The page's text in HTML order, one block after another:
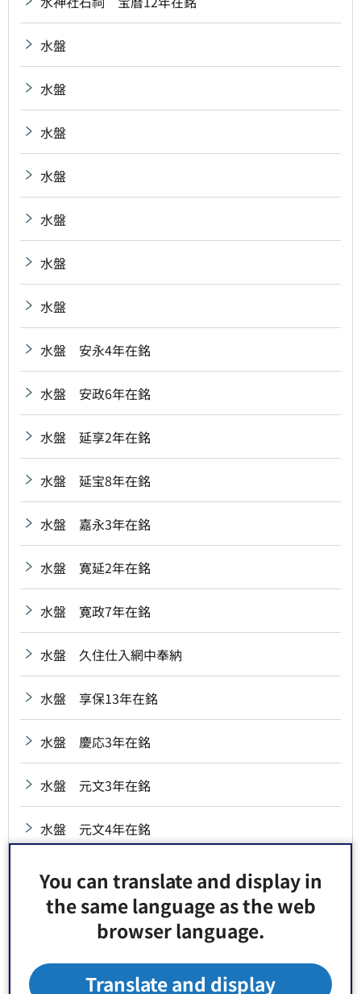
You can translate and display in
the same language as the web
browser language.
Translate and display
水盤
水盤
水盤
水盤
水盤
水盤
水盤
水盤 安永4年在銘
水盤 安政6年在銘
水盤 延享2年在銘
水盤 延宝8年在銘
水盤 嘉永3年在銘
水盤 寛延2年在銘
水盤 寛政7年在銘
水盤 久住仕入網中奉納
水盤 享保13年在銘
水盤 慶応3年在銘
水盤 元文3年在銘
水盤 元文4年在銘
水盤 弘化2年在銘
水盤 砂村高砂講奉納
水盤 治兵衛新田氏子中奉納